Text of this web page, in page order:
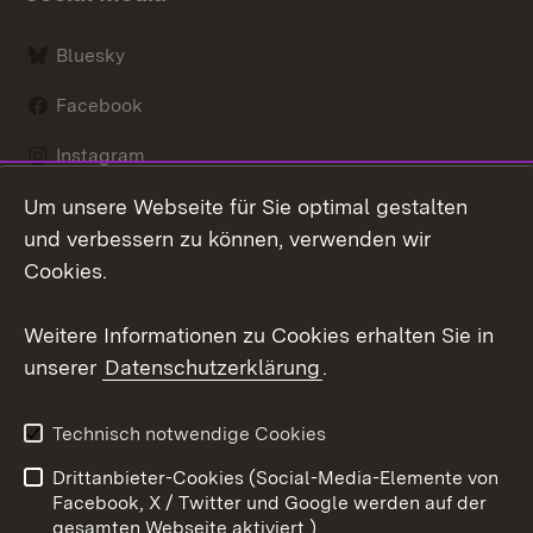
Bluesky
Facebook
Instagram
LinkedIn
Datenschutz
Barrierefreiheit
Impressum
Cookies
Um unsere Webseite für Sie optimal gestalten
und verbessern zu können, verwenden wir
Cookies.
Weitere Informationen zu Cookies erhalten Sie in
unserer Datenschutzerklärung.
Technisch notwendige Cookies
Drittanbieter-Cookies (Social-Media-Elemente von
Facebook, X / Twitter und Google werden auf der
gesamten Webseite aktiviert.)